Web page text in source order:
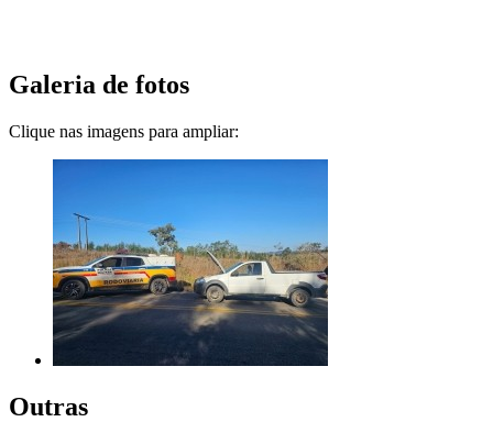
Galeria de fotos
Clique nas imagens para ampliar:
Outras